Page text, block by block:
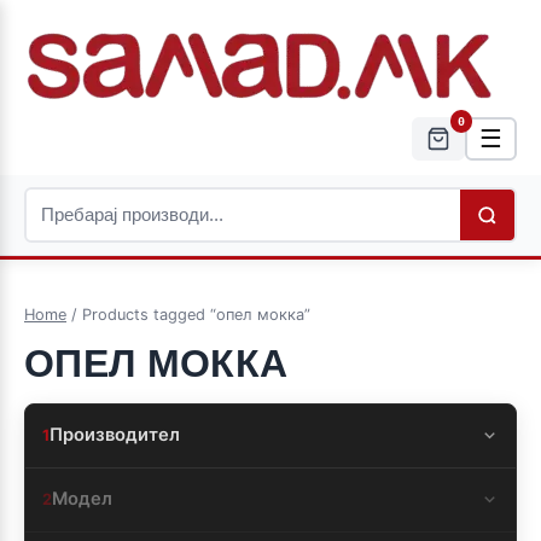
0
☰
Home / Products tagged “опел мокка”
ОПЕЛ МОККА
1Производител
2Модел